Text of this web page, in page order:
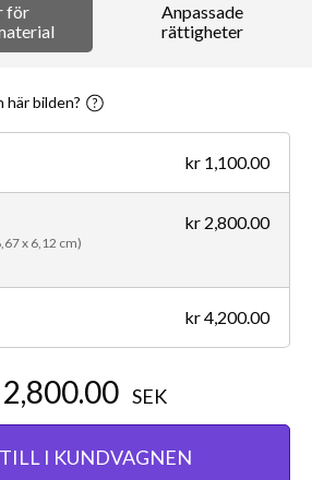
för
Anpassade
rättigheter
här bilden?
kr 1,100.00
x 6,12 cm)
kr 2,800.00
kr 4,200.00
SEK
I KUNDVAGNEN